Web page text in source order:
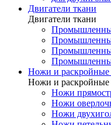
Двигатели ткани
Двигатели ткани
Ножи и раскройные
Ножи и раскройные
Ножи
Ножи
Ножи